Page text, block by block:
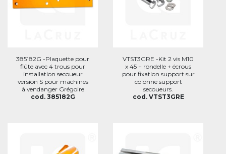
385182G -Plaquette pour
flûte avec 4 trous pour
installation secoueur
version S pour machines
à vendanger Grégoire
cod. 385182G
VTST3GRE -Kit 2 vis M10
x 45 + rondelle + écrous
pour fixation support sur
colonne support
secoueurs.
cod. VTST3GRE